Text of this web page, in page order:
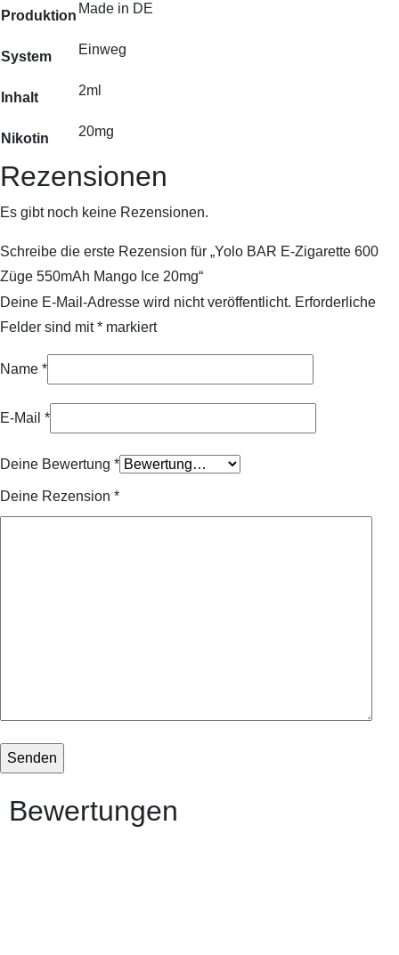
Produktion Made in DE
System Einweg
Inhalt 2ml
Nikotin 20mg
Rezensionen
Es gibt noch keine Rezensionen.
Schreibe die erste Rezension für „Yolo BAR E-Zigarette 600
Züge 550mAh Mango Ice 20mg“
Deine E-Mail-Adresse wird nicht veröffentlicht. Erforderliche
Felder sind mit* markiert
Name *
E-Mail *
Deine Bewertung *
Deine Rezension *
Bewertungen